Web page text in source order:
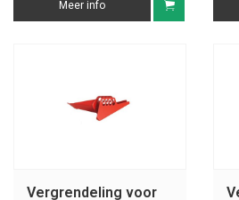
Meer info
Vergrendeling voor